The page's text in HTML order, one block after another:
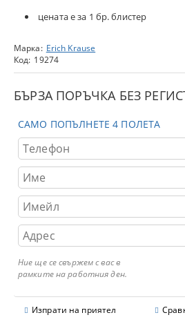
цената е за 1 бр. блистер
Марка: Erich Krause
Код: 19274
БЪРЗА ПОРЪЧКА БЕЗ
САМО ПОПЪЛНЕТЕ 4 ПОЛЕТА
Ние ще се свържем с вас в
рамките на работния ден.
Изпрати на приятел